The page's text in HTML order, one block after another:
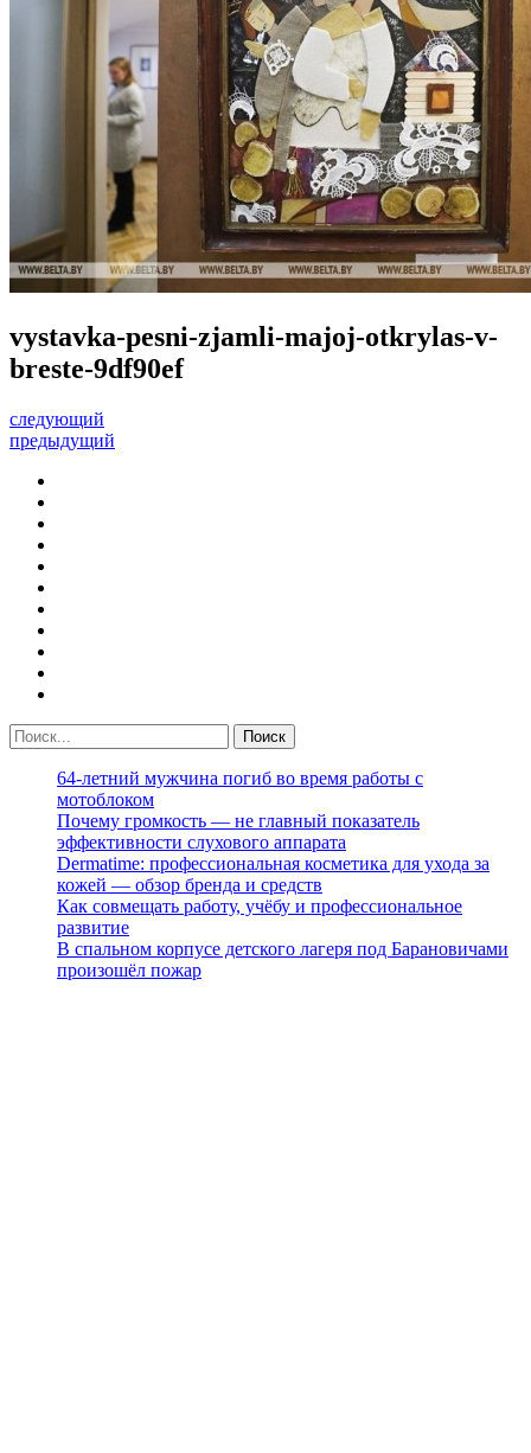
vystavka-pesni-zjamli-majoj-otkrylas-v-
breste-9df90ef
следующий
предыдущий
64-летний мужчина погиб во время работы с
мотоблоком
Почему громкость — не главный показатель
эффективности слухового аппарата
Dermatime: профессиональная косметика для ухода за
кожей — обзор бренда и средств
Как совмещать работу, учёбу и профессиональное
развитие
В спальном корпусе детского лагеря под Барановичами
произошёл пожар